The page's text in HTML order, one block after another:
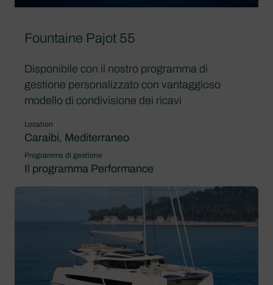
Fountaine Pajot 55
Disponibile con il nostro programma di
gestione personalizzato con vantaggioso
modello di condivisione dei ricavi
Location
Caraibi, Mediterraneo
Programma di gestione
Il programma Performance